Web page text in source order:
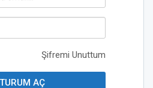
Şifremi Unuttum